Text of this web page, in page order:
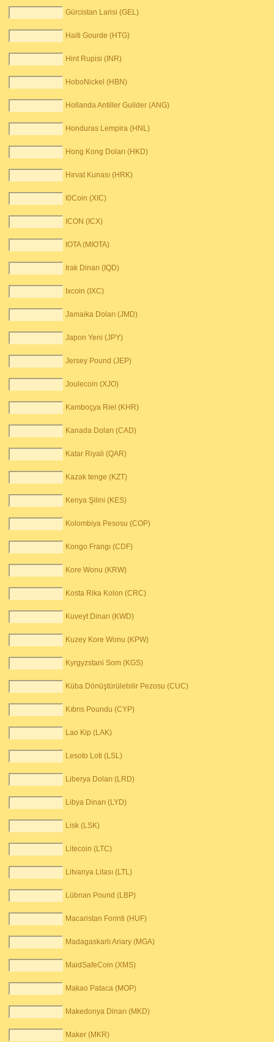
Gürcistan Larisi (GEL)
Haiti Gourde (HTG)
Hint Rupisi (INR)
HoboNickel (HBN)
Hollanda Antiller Guilder (ANG)
Honduras Lempira (HNL)
Hong Kong Doları (HKD)
Hırvat Kunası (HRK)
I0Coin (XIC)
ICON (ICX)
IOTA (MIOTA)
Irak Dinarı (IQD)
Ixcoin (IXC)
Jamaika Doları (JMD)
Japon Yeni (JPY)
Jersey Pound (JEP)
Joulecoin (XJO)
Kamboçya Riel (KHR)
Kanada Doları (CAD)
Katar Riyali (QAR)
Kazak tenge (KZT)
Kenya Şilini (KES)
Kolombiya Pesosu (COP)
Kongo Frangı (CDF)
Kore Wonu (KRW)
Kosta Rika Kolon (CRC)
Kuveyt Dinarı (KWD)
Kuzey Kore Wonu (KPW)
Kyrgyzstani Som (KGS)
Küba Dönüştürülebilir Pezosu (CUC)
Kıbrıs Poundu (CYP)
Lao Kip (LAK)
Lesoto Loti (LSL)
Liberya Doları (LRD)
Libya Dinarı (LYD)
Lisk (LSK)
Litecoin (LTC)
Litvanya Litası (LTL)
Lübnan Pound (LBP)
Macaristan Forinti (HUF)
Madagaskarlı Ariary (MGA)
MaidSafeCoin (XMS)
Makao Pataca (MOP)
Makedonya Dinarı (MKD)
Maker (MKR)